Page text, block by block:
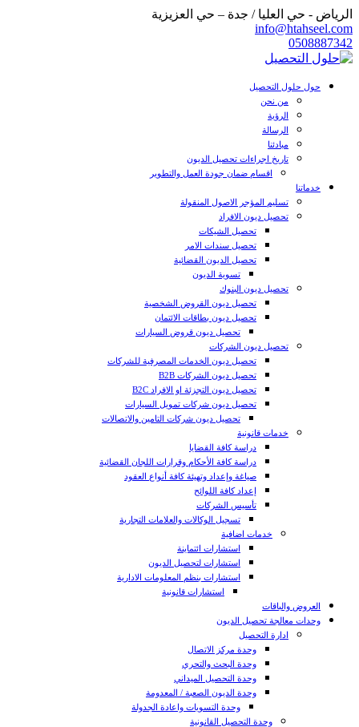
الرياض - حي العليا / جدة – حي العزيزية
info@htahseel.com
0508887342
حول حلول التحصيل
من نحن
الرؤية
الرسالة
مبادئنا
تاريخ اجراءات تحصيل الديون
اقسام ضمان جودة العمل والتطوير
خدماتنا
تسليم المؤجر الاصول المنقولة
تحصيل ديون الافراد
تحصيل الشيكات
تحصيل سندات الامر
تحصيل الديون القضائية
تسوية الديون
تحصيل ديون البنوك
تحصيل ديون القروض الشخصية
تحصيل ديون بطاقات الائتمان
تحصيل ديون قروض السيارات
تحصيل ديون الشركات
تحصيل ديون الخدمات المصرفية للشركات
تحصيل ديون الشركات B2B
تحصيل ديون التجزئة او الافراد B2C
تحصيل ديون شركات تمويل السيارات
تحصيل ديون شركات التامين والاتصالات
خدمات قانونية
دراسة كافة القضايا
دراسة كافة الأحكام وقرارات اللجان القضائية
صياغة وإعداد وتهيئة كافة أنواع العقود
إعداد كافة اللوائح
تأسيس الشركات
تسجيل الوكالات والعلامات التجارية
خدمات اضافية
استشارات ائتماينة
استشارات لتحصيل الديون
استشارات بنظم المعلومات الادارية
استشارات قانونية
العروض والباقات
وحدات معالجة تحصيل الديون
ادارة التحصيل
وحدة مركز الاتصال
وحدة البحث والتحري
وحدة التحصيل الميداني
وحدة الديون الصعبة / المعدومة
وحدة التسويات واعادة الجدولة
وحدة التحصيل القانونية